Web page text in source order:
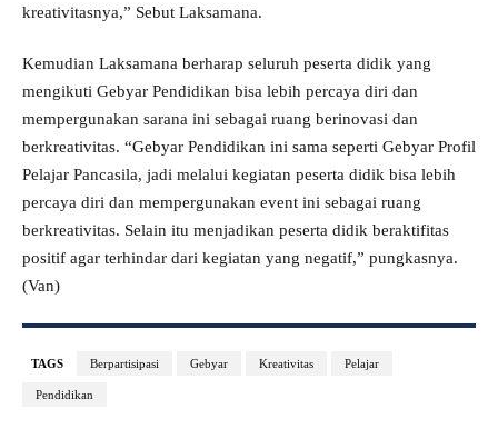
kreativitasnya,” Sebut Laksamana.
Kemudian Laksamana berharap seluruh peserta didik yang
mengikuti Gebyar Pendidikan bisa lebih percaya diri dan
mempergunakan sarana ini sebagai ruang berinovasi dan
berkreativitas. “Gebyar Pendidikan ini sama seperti Gebyar Profil
Pelajar Pancasila, jadi melalui kegiatan peserta didik bisa lebih
percaya diri dan mempergunakan event ini sebagai ruang
berkreativitas. Selain itu menjadikan peserta didik beraktifitas
positif agar terhindar dari kegiatan yang negatif,” pungkasnya.
(Van)
TAGS Berpartisipasi Gebyar Kreativitas Pelajar
Pendidikan